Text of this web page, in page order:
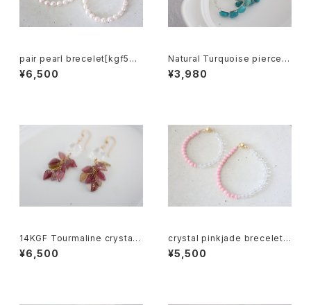
pair pearl brecelet[kgf501
9]
¥6,500
Natural Turquoise pierce[k
gf5573]
¥3,980
14KGF Tourmaline crystal
pierce[kgf5552]
¥6,500
crystal pinkjade brecelet
[kgf5011]
¥5,500